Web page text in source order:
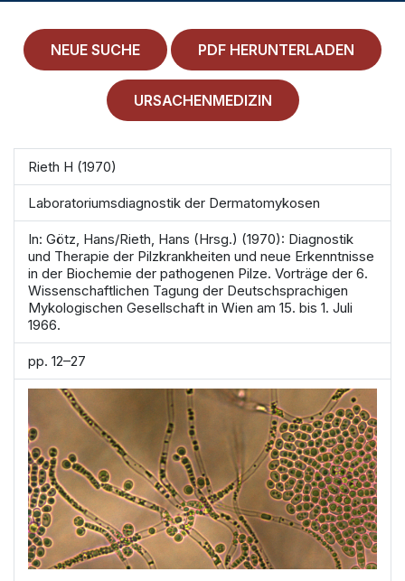
EINLOGGEN
ALLGEMEINE GESCHÄFTSBEDINGUNGEN
NORMAMED SERVICE
Ärztehaus Mitte,In den Ministergärten 1,
49 30 212 34 36 300
service@normamed.com
NEUE SUCHE PDF HERUNTERLADEN
URSACHENMEDIZIN
Rieth H (1970)
Laboratoriumsdiagnostik der Dermatomykosen
In: Götz, Hans/Rieth, Hans (Hrsg.) (1970): Diagnostik
und Therapie der Pilzkrankheiten und neue Erkenntnisse
in der Biochemie der pathogenen Pilze. Vorträge der 6.
Wissenschaftlichen Tagung der Deutschsprachigen
Mykologischen Gesellschaft in Wien am 15. bis 1. Juli
1966.
pp. 12–27